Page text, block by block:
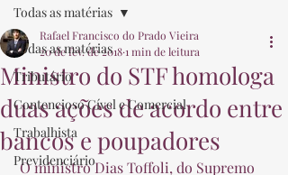
Todas as matérias
Tributário
Contencioso Cível e Comercial
Trabalhista
Previdenciário
Todas as matérias
Ministro do STF homologa
duas ações de acordo entre
bancos e poupadores
Rafael Francisco do Prado Vieira
20 de fev. de 20181 min de leitura
O ministro Dias Toffoli, do Supremo